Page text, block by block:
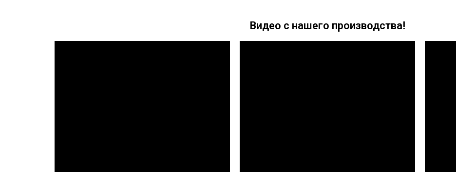
Видео с нашего производства!